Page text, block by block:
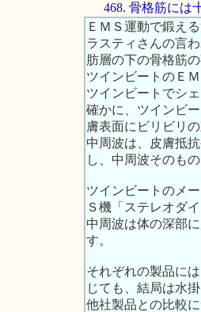
468. 骨格筋には
ＥＭＳ運動で鍛え
ラスティさんの言
肪層の下の骨格筋の
ツインビートのＥ
ツインビートでシ
確かに、ツインビ
膚表面にビリビリ
中周波は、皮膚抵
し、中周波そのもの
ツインビートのメ
Ｓ機「ステレオダ
中周波は体の深部
す。
それぞれの製品に
じても、結局は水
他社製品との比較